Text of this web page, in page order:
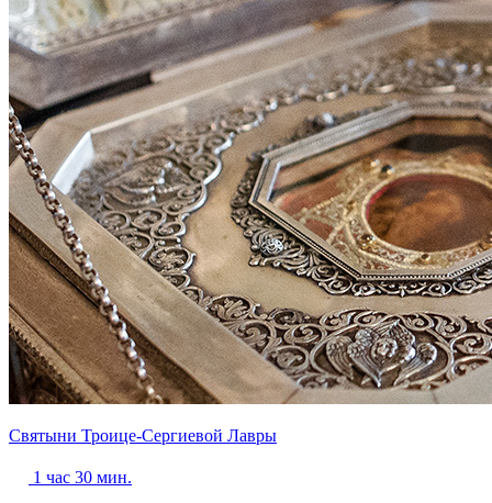
Святыни Троице-Сергиевой Лавры
1 час 30 мин.